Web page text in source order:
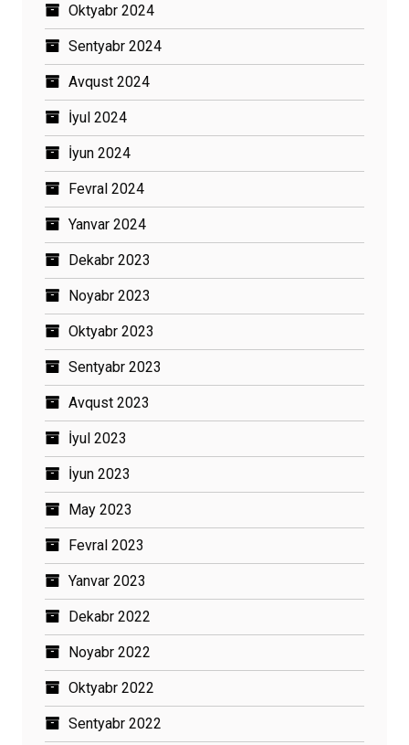
Oktyabr 2024
Sentyabr 2024
Avqust 2024
İyul 2024
İyun 2024
Fevral 2024
Yanvar 2024
Dekabr 2023
Noyabr 2023
Oktyabr 2023
Sentyabr 2023
Avqust 2023
İyul 2023
İyun 2023
May 2023
Fevral 2023
Yanvar 2023
Dekabr 2022
Noyabr 2022
Oktyabr 2022
Sentyabr 2022